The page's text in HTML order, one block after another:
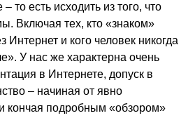
то есть исходить из того, что
Включая тех, кто «знаком»
Интернет и кого человек никогда
У нас же характерна очень
в Интернете, допуск в
– начиная от явно
кончая подробным «обзором»